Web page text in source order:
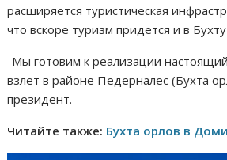
расширяется туристическая
что вскоре туризм придется и в
-Мы готовим к реализации
взлет в районе Педерналес (Бухта
президент.
Читайте также: Бухта орлов в